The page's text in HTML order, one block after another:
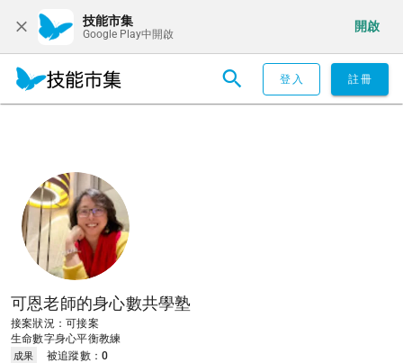
技能市集
Google Play中開啟
開啟
登入 註冊
可恩老師的身心數共學塾
接案狀況：可接案
生命數字身心平衡教練
成果 被追蹤數：0